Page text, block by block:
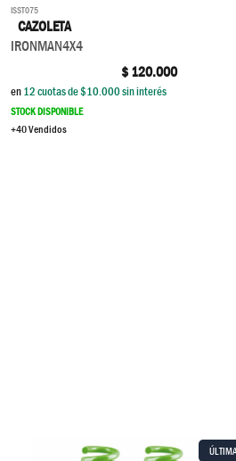
ISST075
CAZOLETA
IRONMAN4X4
$120.000
en12cuotas de $10.000sin interés
STOCK DISPONIBLE
+40 Vendidos